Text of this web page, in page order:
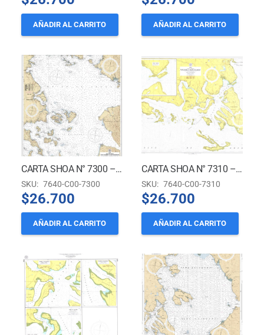
AÑADIR AL CARRITO AÑADIR AL CARRITO
CARTA SHOA N° 7300 – GOLFO DE ANCUD – ISLA PULUQUI A ISLA QUINCHAO *
SKU: 7640-C00-7300
$26.700
AÑADIR AL CARRITO
CARTA SHOA N° 7310 – CANAL CALBUCO – PASO GUAR A GOLFO DE ANCUD *
SKU: 7640-C00-7310
$26.700
AÑADIR AL CARRITO